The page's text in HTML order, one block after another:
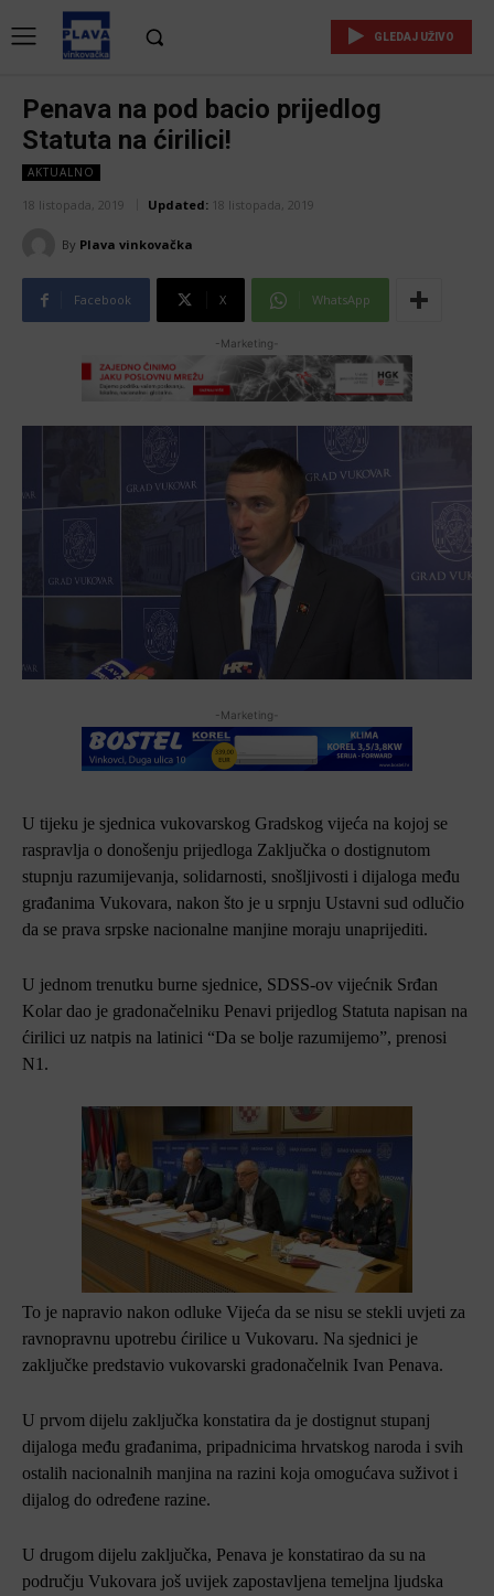
GLEDAJ UŽIVO
Penava na pod bacio prijedlog
Statuta na ćirilici!
AKTUALNO
18 listopada, 2019 Updated: 18 listopada, 2019
By Plava vinkovačka
Facebook X WhatsApp
-Marketing-
-Marketing-
U tijeku je sjednica vukovarskog Gradskog vijeća na kojoj se
raspravlja o donošenju prijedloga Zaključka o dostignutom
stupnju razumijevanja, solidarnosti, snošljivosti i dijaloga među
građanima Vukovara, nakon što je u srpnju Ustavni sud odlučio
da se prava srpske nacionalne manjine moraju unaprijediti.
U jednom trenutku burne sjednice, SDSS-ov vijećnik Srđan
Kolar dao je gradonačelniku Penavi prijedlog Statuta napisan na
ćirilici uz natpis na latinici “Da se bolje razumijemo”, prenosi
N1.
To je napravio nakon odluke Vijeća da se nisu se stekli uvjeti za
ravnopravnu upotrebu ćirilice u Vukovaru. Na sjednici je
zaključke predstavio vukovarski gradonačelnik Ivan Penava.
U prvom dijelu zaključka konstatira da je dostignut stupanj
dijaloga među građanima, pripadnicima hrvatskog naroda i svih
ostalih nacionalnih manjina na razini koja omogućava suživot i
dijalog do određene razine.
U drugom dijelu zaključka, Penava je konstatirao da su na
području Vukovara još uvijek zapostavljena temeljna ljudska